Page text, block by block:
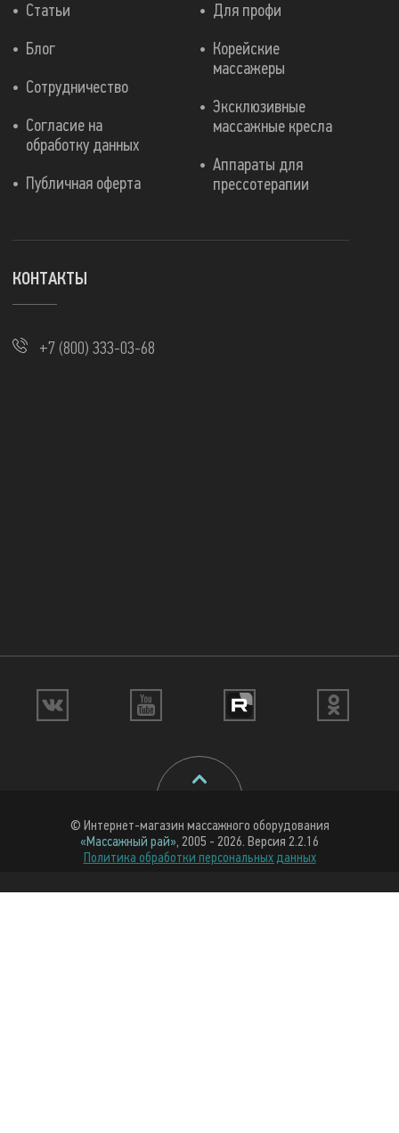
Для профи
Корейские
массажеры
Эксклюзивные
массажные кресла
Аппараты для
прессотерапии
Статьи
Блог
Сотрудничество
Согласие на
обработку данных
Публичная оферта
КОНТАКТЫ
+7 (800) 333-03-68
© Интернет-магазин массажного оборудования
«Массажный рай», 2005 - 2026. Версия 2.2.16
Политика обработки персональных данных